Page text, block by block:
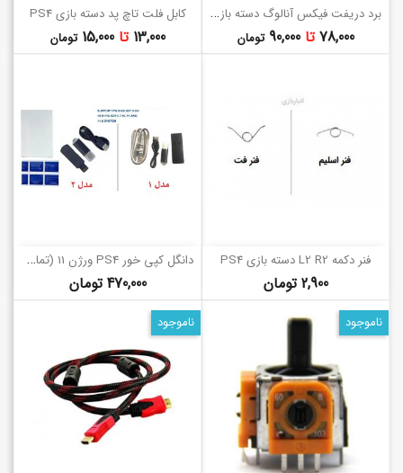
ب
رد دریفت فیکس آنالوگ دسته بازی (PS4/XBOX ONE/PS5)
قیمت
78,000 تا90,000 تومان
کابل فلت تاچ پد دسته بازی PS4
قیمت 13,000 تا15,000 تومان
فنر دکمه L2 R2 دسته بازی PS4
قیمت 2,900 تومان
د
انگل کپی خور PS4 ورژن 11 (تمام مدل‌ها)
قیمت470,000 تومان
ناموجود ناموجود